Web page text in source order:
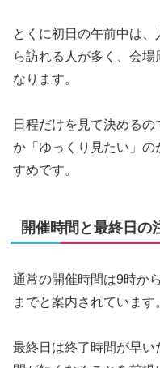
とくに初日の午前中は
ら訪れる人が多く、会場
なります。
日程だけを見て決める
か「ゆっくり見たい」
すめです。
開催時間と最終日の
通常の開催時間は9時か
までと案内されています
最終日は終了時間が早